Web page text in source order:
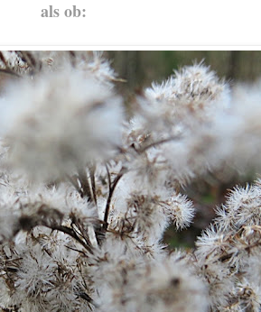
als ob: